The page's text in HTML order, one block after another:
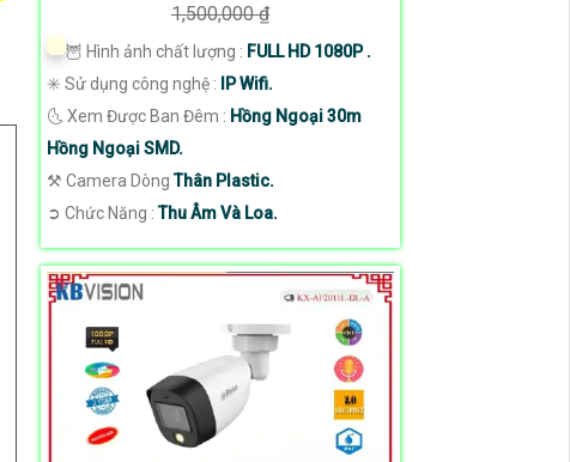
1,500,000 ₫
🦉 Hình ảnh chất lượng : FULL HD 1080P .
✳️ Sử dụng công nghệ : IP Wifi.
🌜 Xem Được Ban Đêm : Hồng Ngoại 30m
Hồng Ngoại SMD.
⚒ Camera DòngThân Plastic.
️➲ Chức Năng :Thu Âm Và Loa.